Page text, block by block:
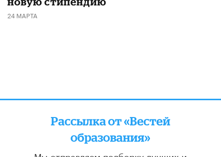
24 МАРТА
Рассылка от «Вестей
образования»